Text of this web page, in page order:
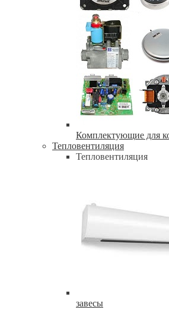
Комплектующие для
Тепловентиляция
Тепловентиляция
завесы